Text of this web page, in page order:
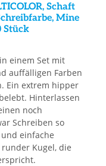
Schaft
Mine
Stück
einem Set mit
auffälligen Farben
Ein extrem hipper
Hinterlassen
noch
Schreiben so
einfache
Kugel, die